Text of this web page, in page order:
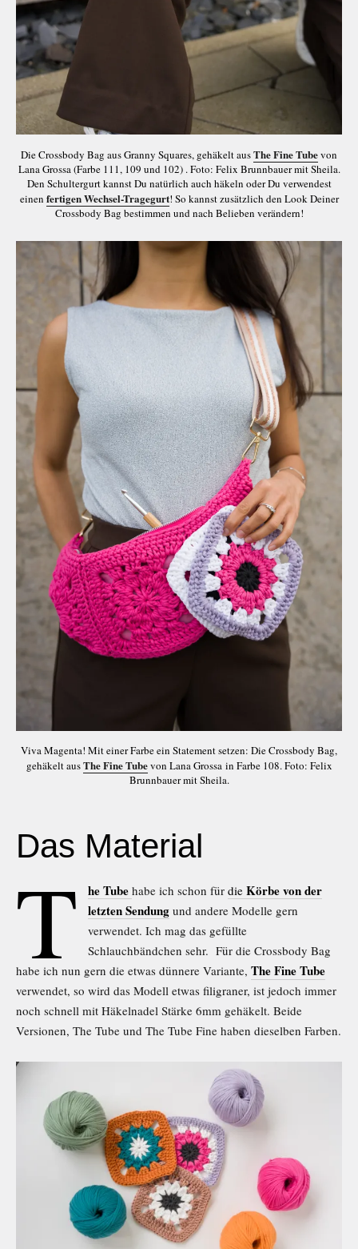
Die Crossbody Bag aus Granny Squares, gehäkelt ausThe Fine Tubevon
Lana Grossa (Farbe 111, 109 und 102) . Foto: Felix Brunnbauer mit Sheila.
Den Schultergurt kannst Du natürlich auch häkeln oder Du verwendest
einen fertigen Wechsel-Tragegurt! So kannst zusätzlich den Look Deiner
Crossbody Bag bestimmen und nach Belieben verändern!
Viva Magenta! Mit einer Farbe ein Statement setzen: Die Crossbody Bag,
gehäkelt ausThe Fine Tubevon Lana Grossa in Farbe 108. Foto: Felix
Brunnbauer mit Sheila.
Das Material
T he Tube habe ich schon für die Körbe von der
letzten Sendungund andere Modelle gern
verwendet. Ich mag das gefüllte
Schlauchbändchen sehr. Für die Crossbody Bag
habe ich nun gern die etwas dünnere Variante, The Fine Tube
verwendet, so wird das Modell etwas filigraner, ist jedoch immer
noch schnell mit Häkelnadel Stärke 6mm gehäkelt. Beide
Versionen, The Tube und The Tube Fine haben dieselben Farben.